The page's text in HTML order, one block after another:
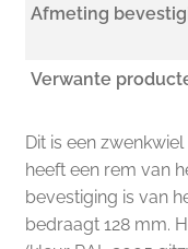
Dit is een
heeft een rem van
bevestiging is van
bedraagt 128 mm.
Afmeting
Verwante